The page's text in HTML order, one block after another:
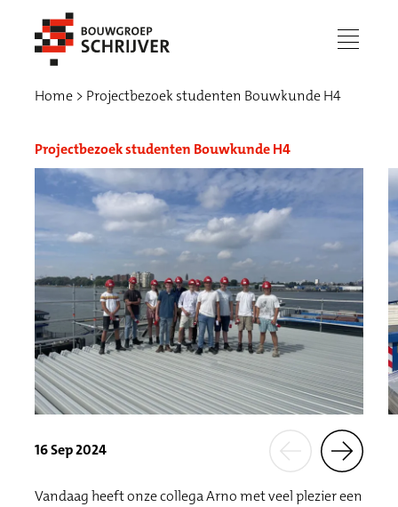
menu
Werken bij
Home Projectbezoek studenten Bouwkunde H4
Projectbezoek studenten Bouwkunde H4
16 Sep 2024
Vandaag heeft onze collega Arno met veel plezier een